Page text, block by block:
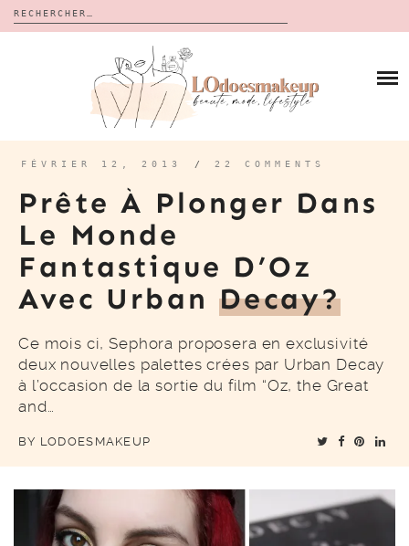
Rechercher :
CALENDRIERS DE L’AVENT
BON PLAN
À PROPOS
CONTACT
FÉVRIER 12, 2013 / 22 COMMENTS
Prête À Plonger Dans
Le Monde
Fantastique D’Oz
Avec UrbanDecay?
Ce mois ci, Sephora proposera en exclusivité
deux nouvelles palettes crées par Urban Decay
à l’occasion de la sortie du film “Oz, the Great
and…
BY LODOESMAKEUP